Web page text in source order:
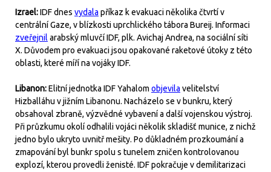
Izrael:IDF dnes vydala příkaz k evakuaci několika čtvrtí v
centrální Gaze, v blízkosti uprchlického tábora Bureij. Informaci
zveřejnil arabský mluvčí IDF, plk. Avichaj Andrea, na sociální síti
X. Důvodem pro evakuaci jsou opakované raketové útoky z této
oblasti, které míří na vojáky IDF.
Libanon:Elitní jednotka IDF Yahalom objevila velitelství
Hizballáhu v jižním Libanonu. Nacházelo se v bunkru, který
obsahoval zbraně, výzvědné vybavení a další vojenskou výstroj.
Při průzkumu okolí odhalili vojáci několik skladišť munice, z nichž
jedno bylo ukryto uvnitř mešity. Po důkladném prozkoumání a
zmapování byl bunkr spolu s tunelem zničen kontrolovanou
explozí, kterou provedli ženisté. IDF pokračuje v demilitarizaci